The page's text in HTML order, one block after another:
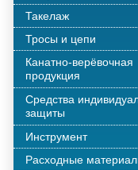
Такелаж
Тросы и цепи
Канатно-верёвочная
продукция
Средства
защиты
Инструмент
Расходные